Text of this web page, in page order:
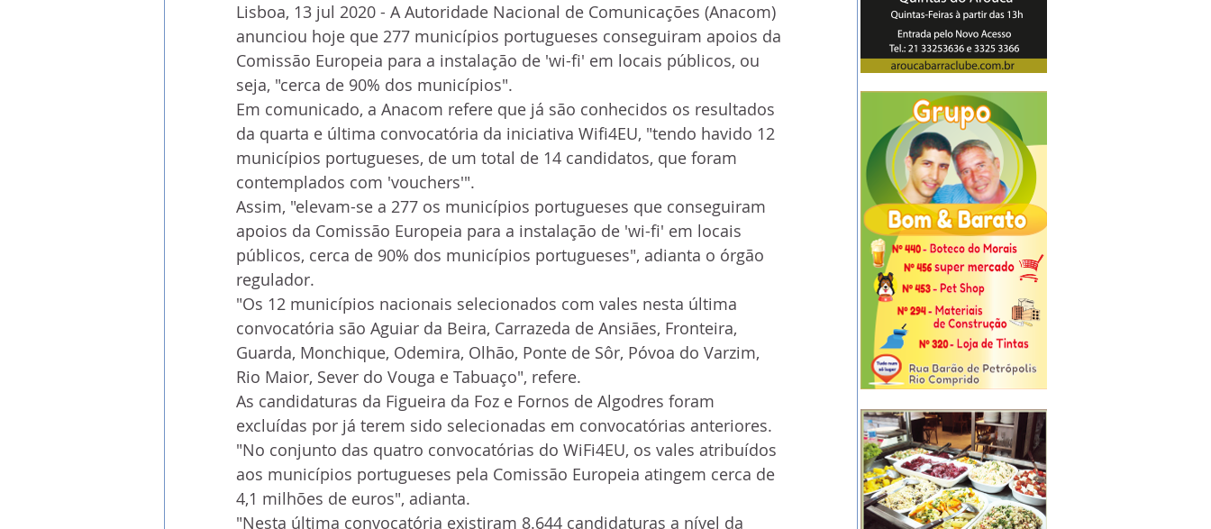
Lisboa, 13 jul 2020 - A Autoridade Nacional de Comunicações (Anacom)
anunciou hoje que 277 municípios portugueses conseguiram apoios da
Comissão Europeia para a instalação de 'wi-fi' em locais públicos, ou
seja, "cerca de 90% dos municípios".
Em comunicado, a Anacom refere que já são conhecidos os resultados
da quarta e última convocatória da iniciativa Wifi4EU, "tendo havido 12
municípios portugueses, de um total de 14 candidatos, que foram
contemplados com 'vouchers'".
Assim, "elevam-se a 277 os municípios portugueses que conseguiram
apoios da Comissão Europeia para a instalação de 'wi-fi' em locais
públicos, cerca de 90% dos municípios portugueses", adianta o órgão
regulador.
"Os 12 municípios nacionais selecionados com vales nesta última
convocatória são Aguiar da Beira, Carrazeda de Ansiães, Fronteira,
Guarda, Monchique, Odemira, Olhão, Ponte de Sôr, Póvoa do Varzim,
Rio Maior, Sever do Vouga e Tabuaço", refere.
As candidaturas da Figueira da Foz e Fornos de Algodres foram
excluídas por já terem sido selecionadas em convocatórias anteriores.
"No conjunto das quatro convocatórias do WiFi4EU, os vales atribuídos
aos municípios portugueses pela Comissão Europeia atingem cerca de
4,1 milhões de euros", adianta.
"Nesta última convocatória existiram 8.644 candidaturas a nível da